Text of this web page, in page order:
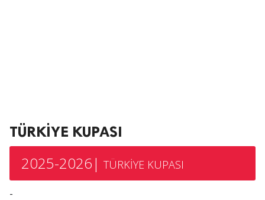
TÜRKİYE KUPASI